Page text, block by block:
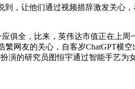
到，让他们通过视频措辞激发关心
全，比来，英伟达市值正在上周
网友的关心，自客岁ChatGPT横空
演的研究员图恒宇通过智能手艺为